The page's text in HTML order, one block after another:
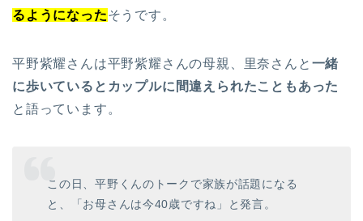
るようになったそうです。
平野紫耀さんは平野紫耀さんの母親、里奈さんと 一緒
に歩いているとカップルに間違えられたこともあった
と語っています。
この日、平野くんのトークで家族が話題になる
と、「お母さんは今40歳ですね」と発言。